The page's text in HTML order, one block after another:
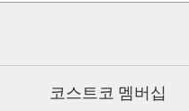
코스트코 멤버십